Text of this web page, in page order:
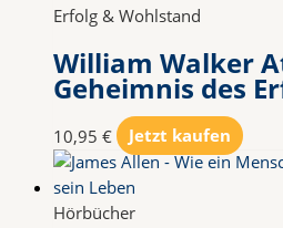
Erfolg & Wohlstand
William Walker
Geheimnis des
10,95 € Jetzt kaufen
Hörbücher